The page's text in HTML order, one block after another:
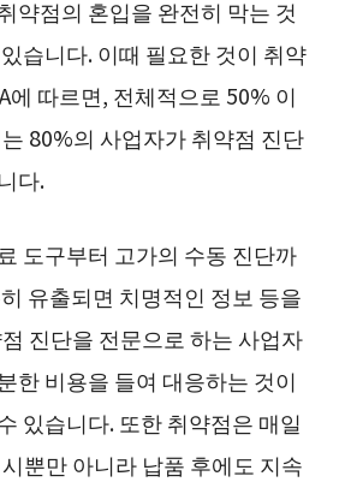
약점의 혼입을 완전히 막는 것
습니다. 이때 필요한 것이 취약
에 따르면, 전체적으로 50% 이
80%의 사업자가 취약점 진단
다.
도구부터 고가의 수동 진단까
유출되면 치명적인 정보 등을
진단을 전문으로 하는 사업자
한 비용을 들여 대응하는 것이
있습니다. 또한 취약점은 매일
뿐만 아니라 납품 후에도 지속